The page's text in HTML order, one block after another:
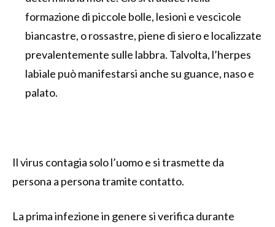
formazione di piccole bolle, lesioni e vescicole
biancastre, o rossastre, piene di siero e localizzate
prevalentemente sulle labbra. Talvolta, l’herpes
labiale può manifestarsi anche su guance, naso e
palato.
Il virus contagia solo l’uomo e si trasmette da
persona a persona tramite contatto.
La prima infezione in genere si verifica durante